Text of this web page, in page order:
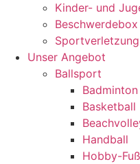
Kinder- und
Beschwerdebox
Sportverletzung
Unser Angebot
Ballsport
Badminton
Basketball
Handball
Hobby-